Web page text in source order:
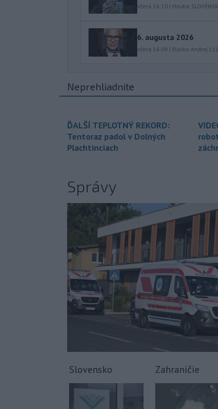
včera 16:20 | Hnutie
6. augusta 2026
včera 16:09 | Danko Andrej |
Neprehliadnite
ĎALŠÍ TEPLOTNÝ REKORD:
Tentoraz padol v Dolných
Plachtinciach
Správy
Slovensko Zahraničie